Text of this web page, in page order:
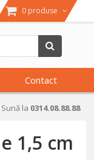
0 produse
Contact
la 0314.08.88.88
1,5 cm